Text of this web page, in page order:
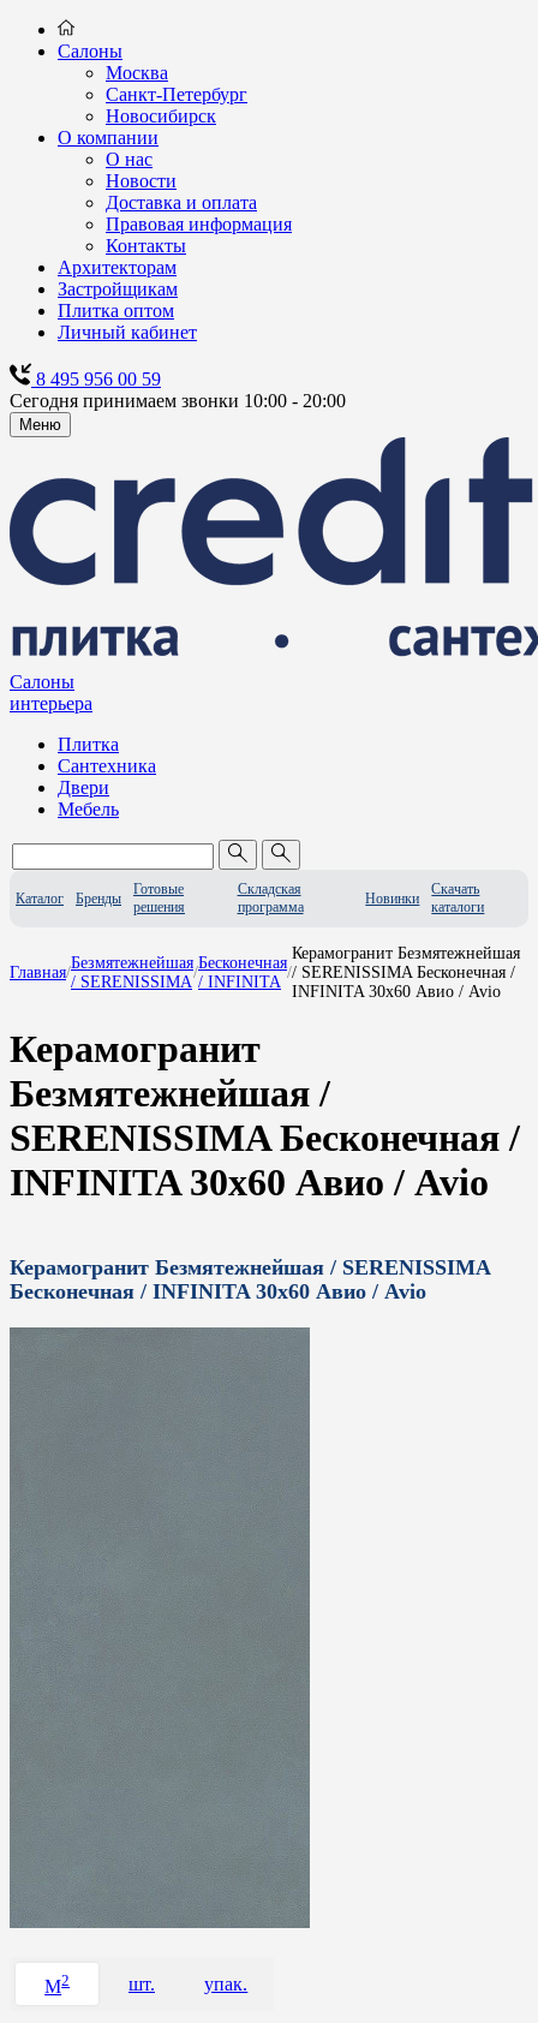
Салоны
Москва
Санкт-Петербург
Новосибирск
О компании
О нас
Новости
Доставка и оплата
Правовая информация
Контакты
Архитекторам
Застройщикам
Плитка оптом
Личный кабинет
8 495 956 00 59
Сегодня принимаем звонки 10:00 - 20:00
Меню
Салоны
интерьера
Плитка
Сантехника
Двери
Мебель
Каталог Бренды
Готовые
решения
Складская
программа
Новинки
Скачать
каталоги
Главная/
Безмятежнейшая
/ SERENISSIMA
/
Бесконечная
/ INFINITA
/
Керамогранит Безмятежнейшая
/ SERENISSIMA Бесконечная /
INFINITA 30x60 Авио / Avio
Керамогранит
Безмятежнейшая /
SERENISSIMA Бесконечная /
INFINITA 30x60 Авио / Avio
Керамогранит Безмятежнейшая / SERENISSIMA
Бесконечная / INFINITA 30x60 Авио / Avio
M2 шт. упак.